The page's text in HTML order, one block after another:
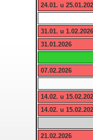
24.01. u
31.01. u 1.02.2026
31.01.2026
07.02.2026
14.02. u
14.02. u
21.02.2026